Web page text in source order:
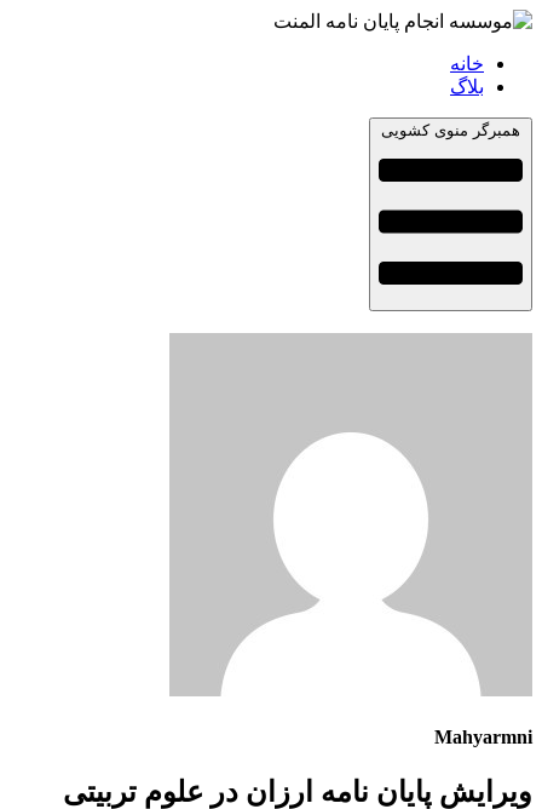
خانه
بلاگ
همبرگر منوی کشویی
Mahyarmni
ویرایش پایان نامه ارزان در علوم تربیتی